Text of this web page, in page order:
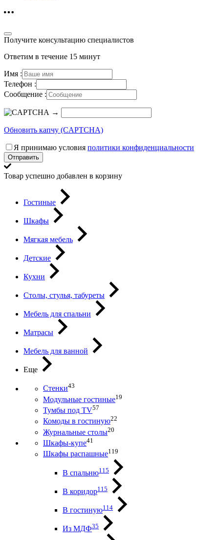
Получите консультацию специалистов
Ответим в течение 15 минут
Имя :
Телефон :
Сообщение :
→
Обновить капчу (CAPTCHA)
Я принимаю условия политики конфиденциальности
Отправить
Товар успешно добавлен в корзину
Гостиные
Шкафы
Мягкая мебель
Детские
Кухни
Столы, стулья, табуреты
Мебель для спальни
Матрасы
Мебель для ванной
Еще
Стенки43
Модульные гостиные19
Тумбы под ТV57
Комоды в гостиную22
Журнальные столы20
Шкафы-купе41
Шкафы распашные119
В спальню115
В коридор115
В гостиную114
Из МДФ35